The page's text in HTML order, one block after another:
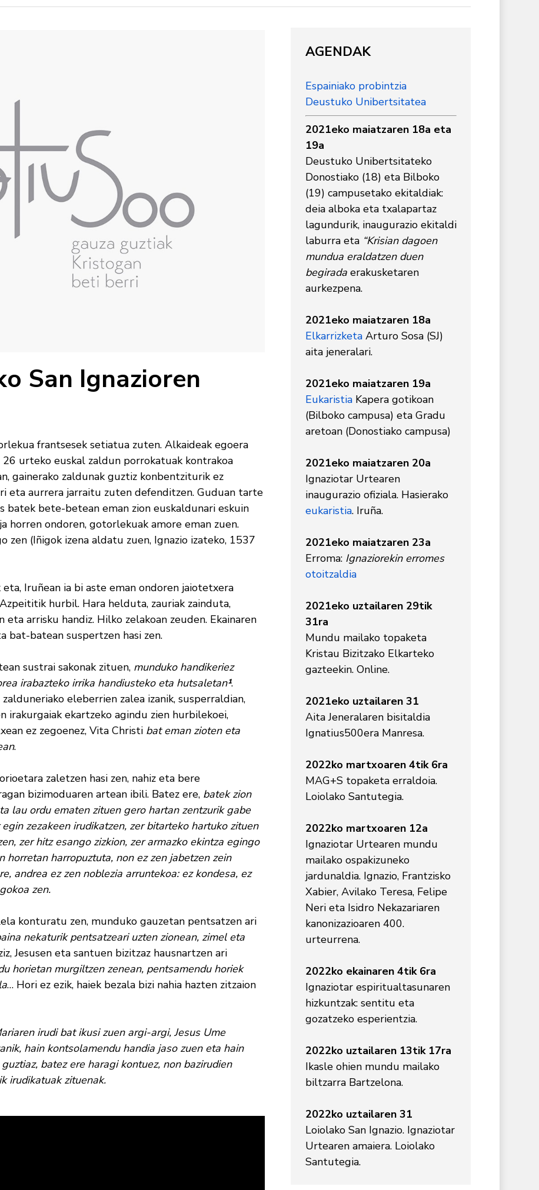
San Ignazioren
frantsesek setiatua zuten. Alkaideak egoera
urteko euskal zaldun porrokatuak kontrakoa
gainerako zaldunak guztiz konbentziturik ez
eta aurrera jarraitu zuten defenditzen. Guduan tarte
batek bete-betean eman zion euskaldunari eskuin
horren ondoren, gotorlekuak amore eman zuen.
zen (Iñigok izena aldatu zuen, Ignazio izateko, 1537
Iruñean ia bi aste eman ondoren jaiotetxera
hurbil. Hara helduta, zauriak zainduta,
arrisku handiz. Hilko zelakoan zeuden. Ekainaren
bat-batean suspertzen hasi zen.
sustrai sakonak zituen, munduko handikeriez
irabazteko irrika handiusteko eta hutsaletan¹.
eleberrien zalea izanik, susperraldian,
irakurgaiak ekartzeko agindu zien hurbilekoei,
ez zegoenez, Vita Christi bat eman zioten eta
.
zaletzen hasi zen, nahiz eta bere
bizimoduaren artean ibili. Batez ere, batek zion
lau ordu ematen zituen gero hartan zentzurik gabe
zezakeen irudikatzen, zer bitarteko hartuko zituen
zer hitz esango zizkion, zer armazko ekintza egingo
horretan harropuztuta, non ez zen jabetzen zein
andrea ez zen noblezia arruntekoa: ez kondesa, ez
zen.
konturatu zen, munduko gauzetan pentsatzen ari
nekaturik pentsatzeari uzten zionean, zimel eta
Jesusen eta santuen bizitzaz hausnartzen ari
horietan murgiltzen zenean, pentsamendu horiek
… Hori ez ezik, haiek bezala bizi nahia hazten zitzaion
irudi bat ikusi zuen argi-argi, Jesus Ume
hain kontsolamendu handia jaso zuen eta hain
batez ere haragi kontuez, non bazirudien
irudikatuak zituenak.
AGENDAK
Espainiako probintzia
Deustuko Unibertsitatea
2021eko maiatzaren 18a eta
19a
Deustuko Unibertsitateko
Donostiako (18) eta Bilboko
(19) campusetako ekitaldiak:
deia alboka eta txalapartaz
lagundurik, inaugurazio ekitaldi
laburra eta “Krisian dagoen
mundua eraldatzen duen
begirada erakusketaren
aurkezpena.
2021eko maiatzaren 18a
ElkarrizketaArturo Sosa (SJ)
aita jeneralari.
2021eko maiatzaren 19a
EukaristiaKapera gotikoan
(Bilboko campusa) eta Gradu
aretoan (Donostiako campusa)
2021eko maiatzaren 20a
Ignaziotar Urtearen
inaugurazio ofiziala. Hasierako
eukaristia. Iruña.
2021eko maiatzaren 23a
Erroma: Ignaziorekin erromes
otoitzaldia
2021eko uztailaren 29tik
31ra
Mundu mailako topaketa
Kristau Bizitzako Elkarteko
gazteekin. Online.
2021eko uztailaren 31
Aita Jeneralaren bisitaldia
Ignatius500era Manresa.
2022ko martxoaren 4tik 6ra
MAG+S topaketa erraldoia.
Loiolako Santutegia.
2022ko martxoaren 12a
Ignaziotar Urtearen mundu
mailako ospakizuneko
jardunaldia. Ignazio, Frantzisko
Xabier, Avilako Teresa, Felipe
Neri eta Isidro Nekazariaren
kanonizazioaren 400.
urteurrena.
2022ko ekainaren 4tik 6ra
Ignaziotar espiritualtasunaren
hizkuntzak: sentitu eta
gozatzeko esperientzia.
2022ko uztailaren 13tik 17ra
Ikasle ohien mundu mailako
biltzarra Bartzelona.
2022ko uztailaren 31
Loiolako San Ignazio. Ignaziotar
Urtearen amaiera. Loiolako
Santutegia.